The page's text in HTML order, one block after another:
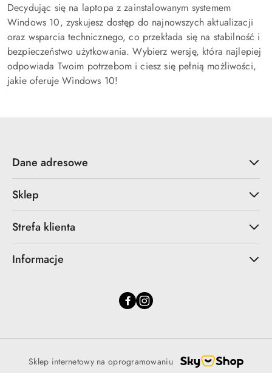
Decydując się na laptopa z zainstalowanym systemem
Windows 10, zyskujesz dostęp do najnowszych aktualizacji
oraz wsparcia technicznego, co przekłada się na stabilność i
bezpieczeństwo użytkowania. Wybierz wersję, która najlepiej
odpowiada Twoim potrzebom i ciesz się pełnią możliwości,
jakie oferuje Windows 10!
Dane adresowe
Sklep
Strefa klienta
Informacje
Sklep internetowy na oprogramowaniu